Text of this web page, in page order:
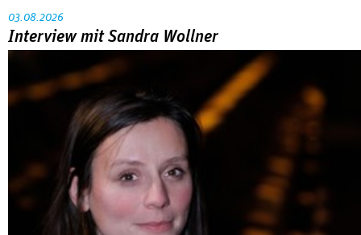
03.08.2026
Interview mit Sandra Wollner